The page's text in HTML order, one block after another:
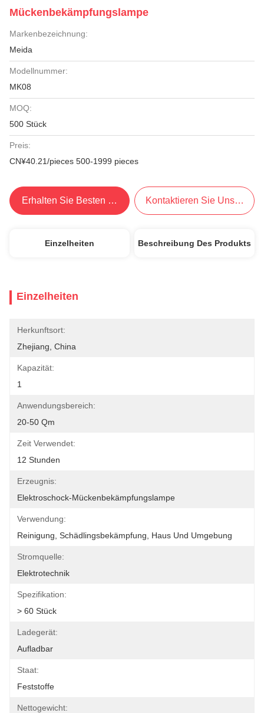
Mückenbekämpfungslampe
Markenbezeichnung:
Meida
Modellnummer:
MK08
MOQ:
500 Stück
Preis:
CN¥40.21/pieces 500-1999 pieces
Erhalten Sie Besten Preis Kontaktieren Sie Uns Jetzt
Einzelheiten Beschreibung Des Produkts
Einzelheiten
Herkunftsort:
Zhejiang, China
Kapazität:
1
Anwendungsbereich:
20-50 Qm
Zeit Verwendet:
12 Stunden
Erzeugnis:
Elektroschock-Mückenbekämpfungslampe
Verwendung:
Reinigung, Schädlingsbekämpfung, Haus Und Umgebung
Stromquelle:
Elektrotechnik
Spezifikation:
> 60 Stück
Ladegerät:
Aufladbar
Staat:
Feststoffe
Nettogewicht: